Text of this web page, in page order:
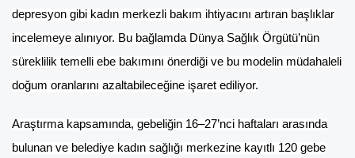
depresyon gibi kadın merkezli bakım ihtiyacını artıran başlıklar
incelemeye alınıyor. Bu bağlamda Dünya Sağlık Örgütü’nün
süreklilik temelli ebe bakımını önerdiği ve bu modelin müdahaleli
doğum oranlarını azaltabileceğine işaret ediliyor.
Araştırma kapsamında, gebeliğin 16–27’nci haftaları arasında
bulunan ve belediye kadın sağlığı merkezine kayıtlı 120 gebe